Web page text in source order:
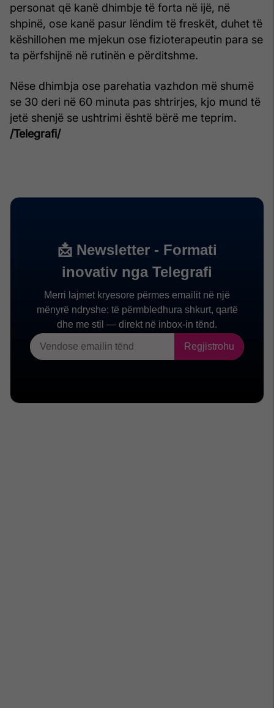
personat që kanë dhimbje të forta në ijë, në
shpinë, ose kanë pasur lëndim të freskët, duhet të
këshillohen me mjekun ose fizioterapeutin para se
ta përfshijnë në rutinën e përditshme.
Nëse dhimbja ose parehatia vazhdon më shumë
se 30 deri në 60 minuta pas shtrirjes, kjo mund të
jetë shenjë se ushtrimi është bërë me teprim.
/Telegrafi/